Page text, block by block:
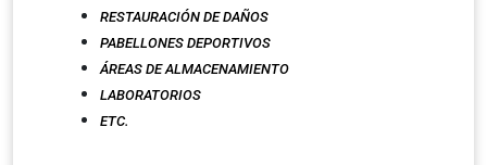
RESTAURACIÓN DE DAÑOS
PABELLONES DEPORTIVOS
ÁREAS DE ALMACENAMIENTO
LABORATORIOS
ETC.